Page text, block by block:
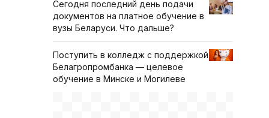
Сегодня последний день подачи
документов на платное обучение в
вузы Беларуси. Что дальше?
Поступить в колледж с поддержкой
Белагропромбанка — целевое
обучение в Минске и Могилеве